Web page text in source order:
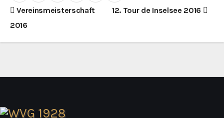
B
e
t
Vereinsmeisterschaft
2016
12. Tour de Inselsee 2016